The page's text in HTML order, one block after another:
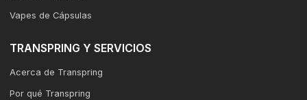
Vapes de Cápsulas
TRANSPRING Y SERVICIOS
Acerca de Transpring
Por qué Transpring